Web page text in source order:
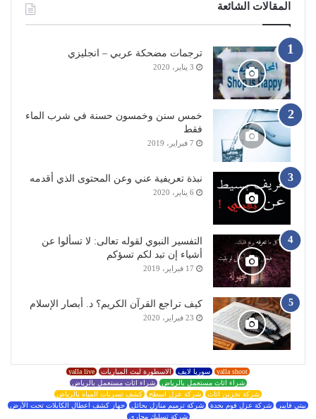
المقالات الشائعة
ترجمات مضحكة عربي – انجليزي
3 يناير، 2020
خمس سنن وخمسون حسنة في شرب الماء
فقط
7 فبراير، 2019
نبذة تعريفية عني وعن المحتوى الذي أقدمه
6 يناير، 2020
التفسير النبوي لقوله تعالى: لا تسألوا عن
أشياء إن تبد لكم تسؤكم
17 فبراير، 2019
كيف تراجع القرآن الكريم؟ د. أبصار الإسلام
23 فبراير، 2020
yalla shoot سوريا لايف الاسطورة لبث المباريات yalla live
شراء اثاث مستعمل بالرياض شراء اثاث مستعمل بالرياض
شركة تخزين اثاث شركة عزل اسطح كشف تسربات المياه بالرياض
بيتي فايبر شركة عزل فوم بجدة شركة ترميم منازل بحائل جهاز كشف اعطال الكابلات تحت الأرض
شركة تسليك مجاري